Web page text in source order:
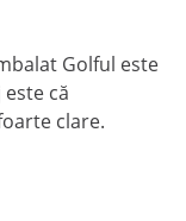
Golful este
că
clare.